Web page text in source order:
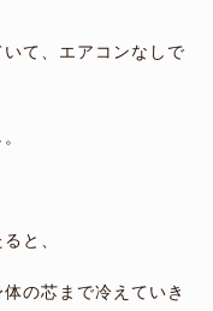
て、エアコンなしで
と、
の芯まで冷えていき